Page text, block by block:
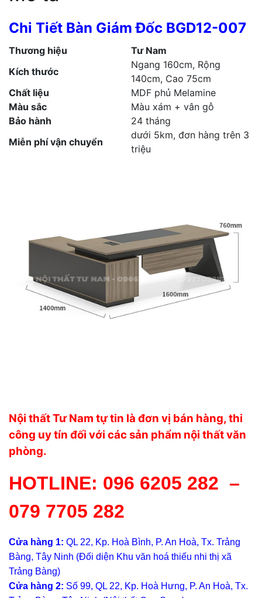
Chi Tiết Bàn Giám Đốc BGD12-007
Thương hiệu
Tư Nam
Kích thước
Ngang 160cm, Rộng
140cm, Cao 75cm
Chất liệu
MDF phủ Melamine
Màu sắc
Màu xám + vân gỗ
Bảo hành
24 tháng
Miễn phí vận chuyển
dưới 5km, đơn hàng trên 3
triệu
Nội thất Tư Nam tự tin là đơn vị bán hàng, thi
công uy tín đối với các sản phẩm nội thất văn
phòng.
HOTLINE: 096 6205 282 –
079 7705 282
Cửa hàng 1: QL 22, Kp. Hoà Bình, P. An Hoà, Tx. Trảng
Bàng, Tây Ninh (Đối diện Khu văn hoá thiếu nhi thị xã
Trảng Bàng)
Cửa hàng 2: Số 99, QL 22, Kp. Hoà Hưng, P. An Hoà, Tx.